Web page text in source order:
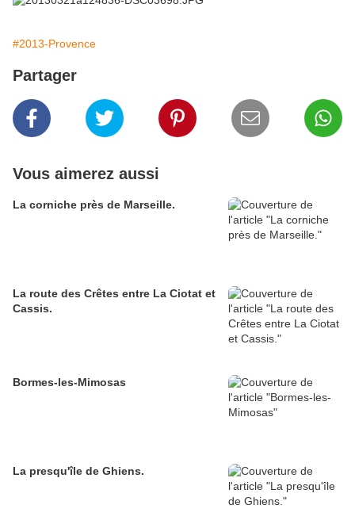
#2013-Provence
Partager
Vous aimerez aussi
La corniche près de Marseille.
La route des Crêtes entre La Ciotat et
Cassis.
Bormes-les-Mimosas
La presqu'île de Ghiens.